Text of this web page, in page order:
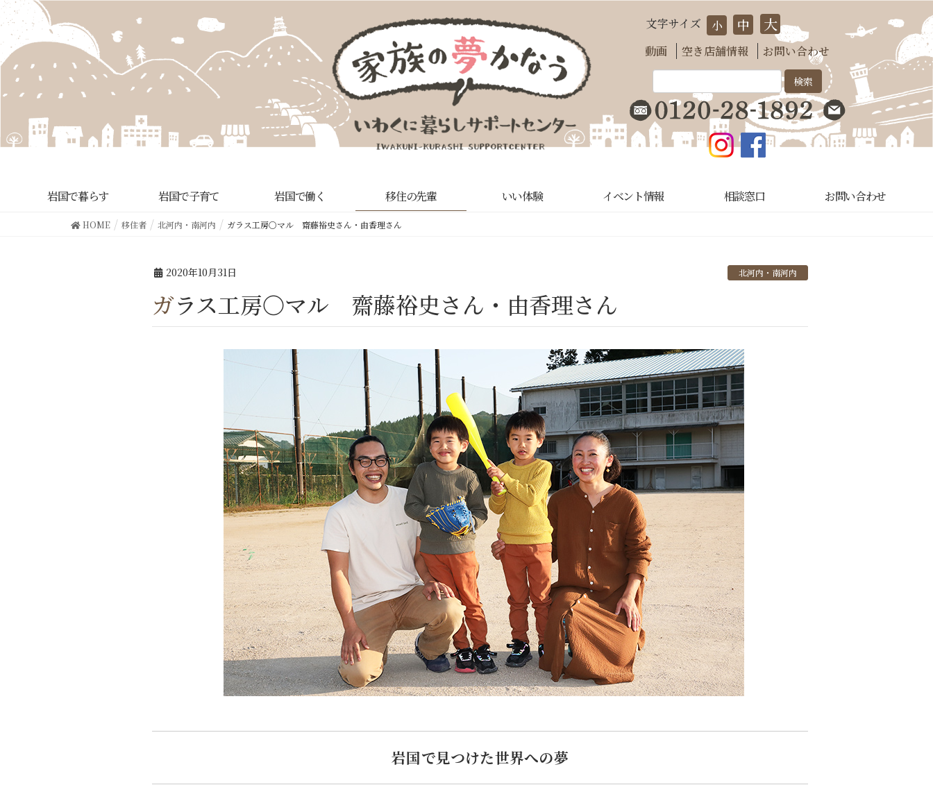
文字サイズ 小 中 大
動画 空き店舗情報 お問い合わせ
岩国で暮らす 岩国で子育て 岩国で働く 移住の先輩 いい体験 イベント情報 相談窓口 お問い合わせ
HOME 移住者 北河内・南河内 ガラス工房〇マル 齋藤裕史さん・由香理さん
2020年10月31日 北河内・南河内
ガラス工房〇マル 齋藤裕史さん・由香理さん
岩国で見つけた世界への夢